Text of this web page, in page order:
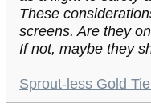
These
screens. Are they
If not, maybe they
Sprout-less Gold